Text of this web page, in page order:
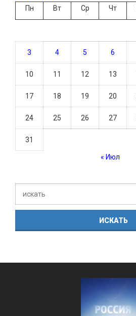
Пн
Вт Ср Чт
3 4 5 6
10 11 12 13
17 18 19 20
24 25 26 27
31
« Июл